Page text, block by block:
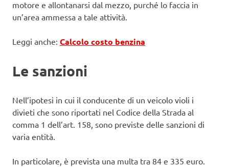
motore e allontanarsi dal mezzo, purché lo faccia in
un’area ammessa a tale attività.
Leggi anche: Calcolo costo benzina
Le sanzioni
Nell’ipotesi in cui il conducente di un veicolo violi i
divieti che sono riportati nel Codice della Strada al
comma 1 dell’art. 158, sono previste delle sanzioni di
varia entità.
In particolare, è prevista una multa tra 84 e 335 euro.